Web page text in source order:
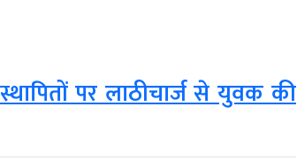
पर लाठीचार्ज से युवक की